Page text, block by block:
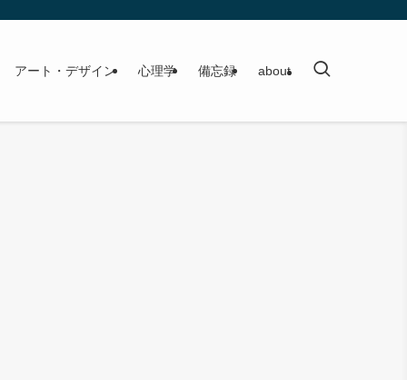
アート・デザイン 心理学 備忘録 about